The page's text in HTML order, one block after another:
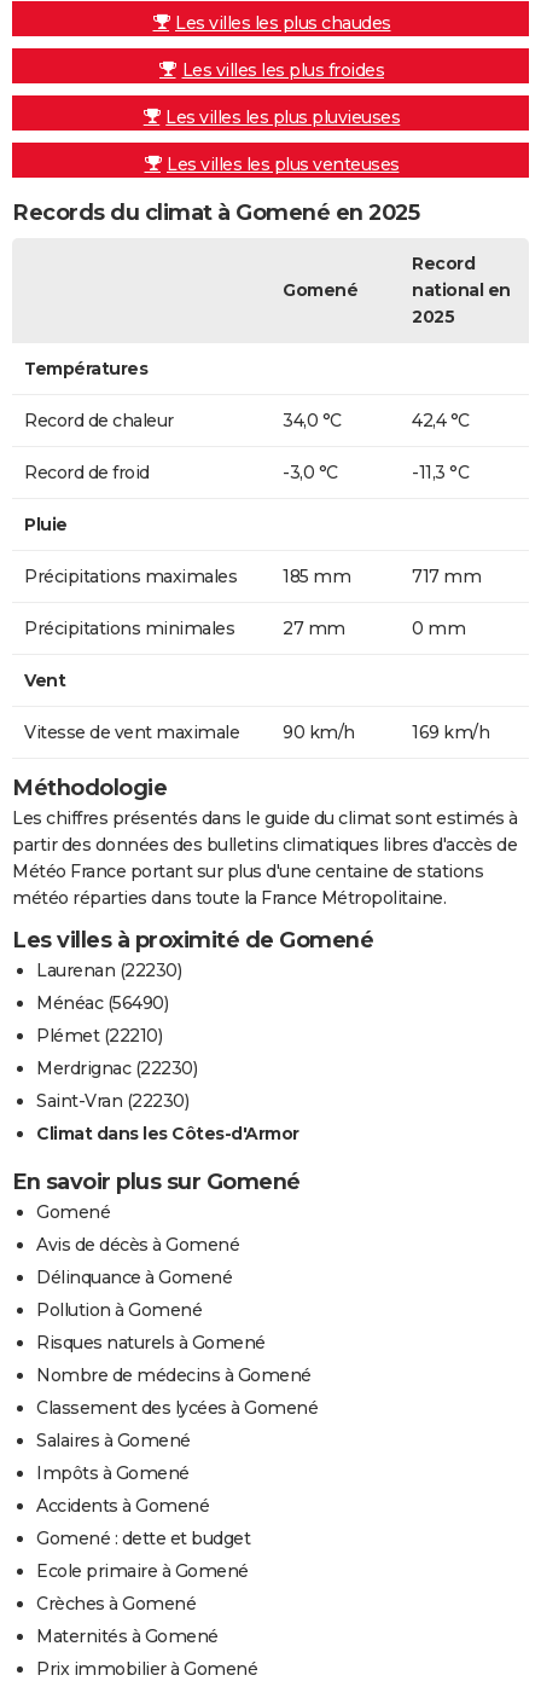
Les villes les plus chaudes
Les villes les plus froides
Les villes les plus pluvieuses
Les villes les plus venteuses
Records du climat à Gomené en 2025
Gomené
Record
national en
2025
Températures
Record de chaleur 34,0 °C 42,4 °C
Record de froid -3,0 °C -11,3 °C
Pluie
Précipitations maximales 185 mm 717 mm
Précipitations minimales 27 mm 0 mm
Vent
Vitesse de vent maximale 90 km/h 169 km/h
Méthodologie
Les chiffres présentés dans le guide du climat sont estimés à
partir des données des bulletins climatiques libres d'accès de
Météo France portant sur plus d'une centaine de stations
météo réparties dans toute la France Métropolitaine.
Les villes à proximité de Gomené
Laurenan (22230)
Ménéac (56490)
Plémet (22210)
Merdrignac (22230)
Saint-Vran (22230)
Climat dans les Côtes-d'Armor
En savoir plus sur Gomené
Gomené
Avis de décès à Gomené
Délinquance à Gomené
Pollution à Gomené
Risques naturels à Gomené
Nombre de médecins à Gomené
Classement des lycées à Gomené
Salaires à Gomené
Impôts à Gomené
Accidents à Gomené
Gomené : dette et budget
Ecole primaire à Gomené
Crèches à Gomené
Maternités à Gomené
Prix immobilier à Gomené